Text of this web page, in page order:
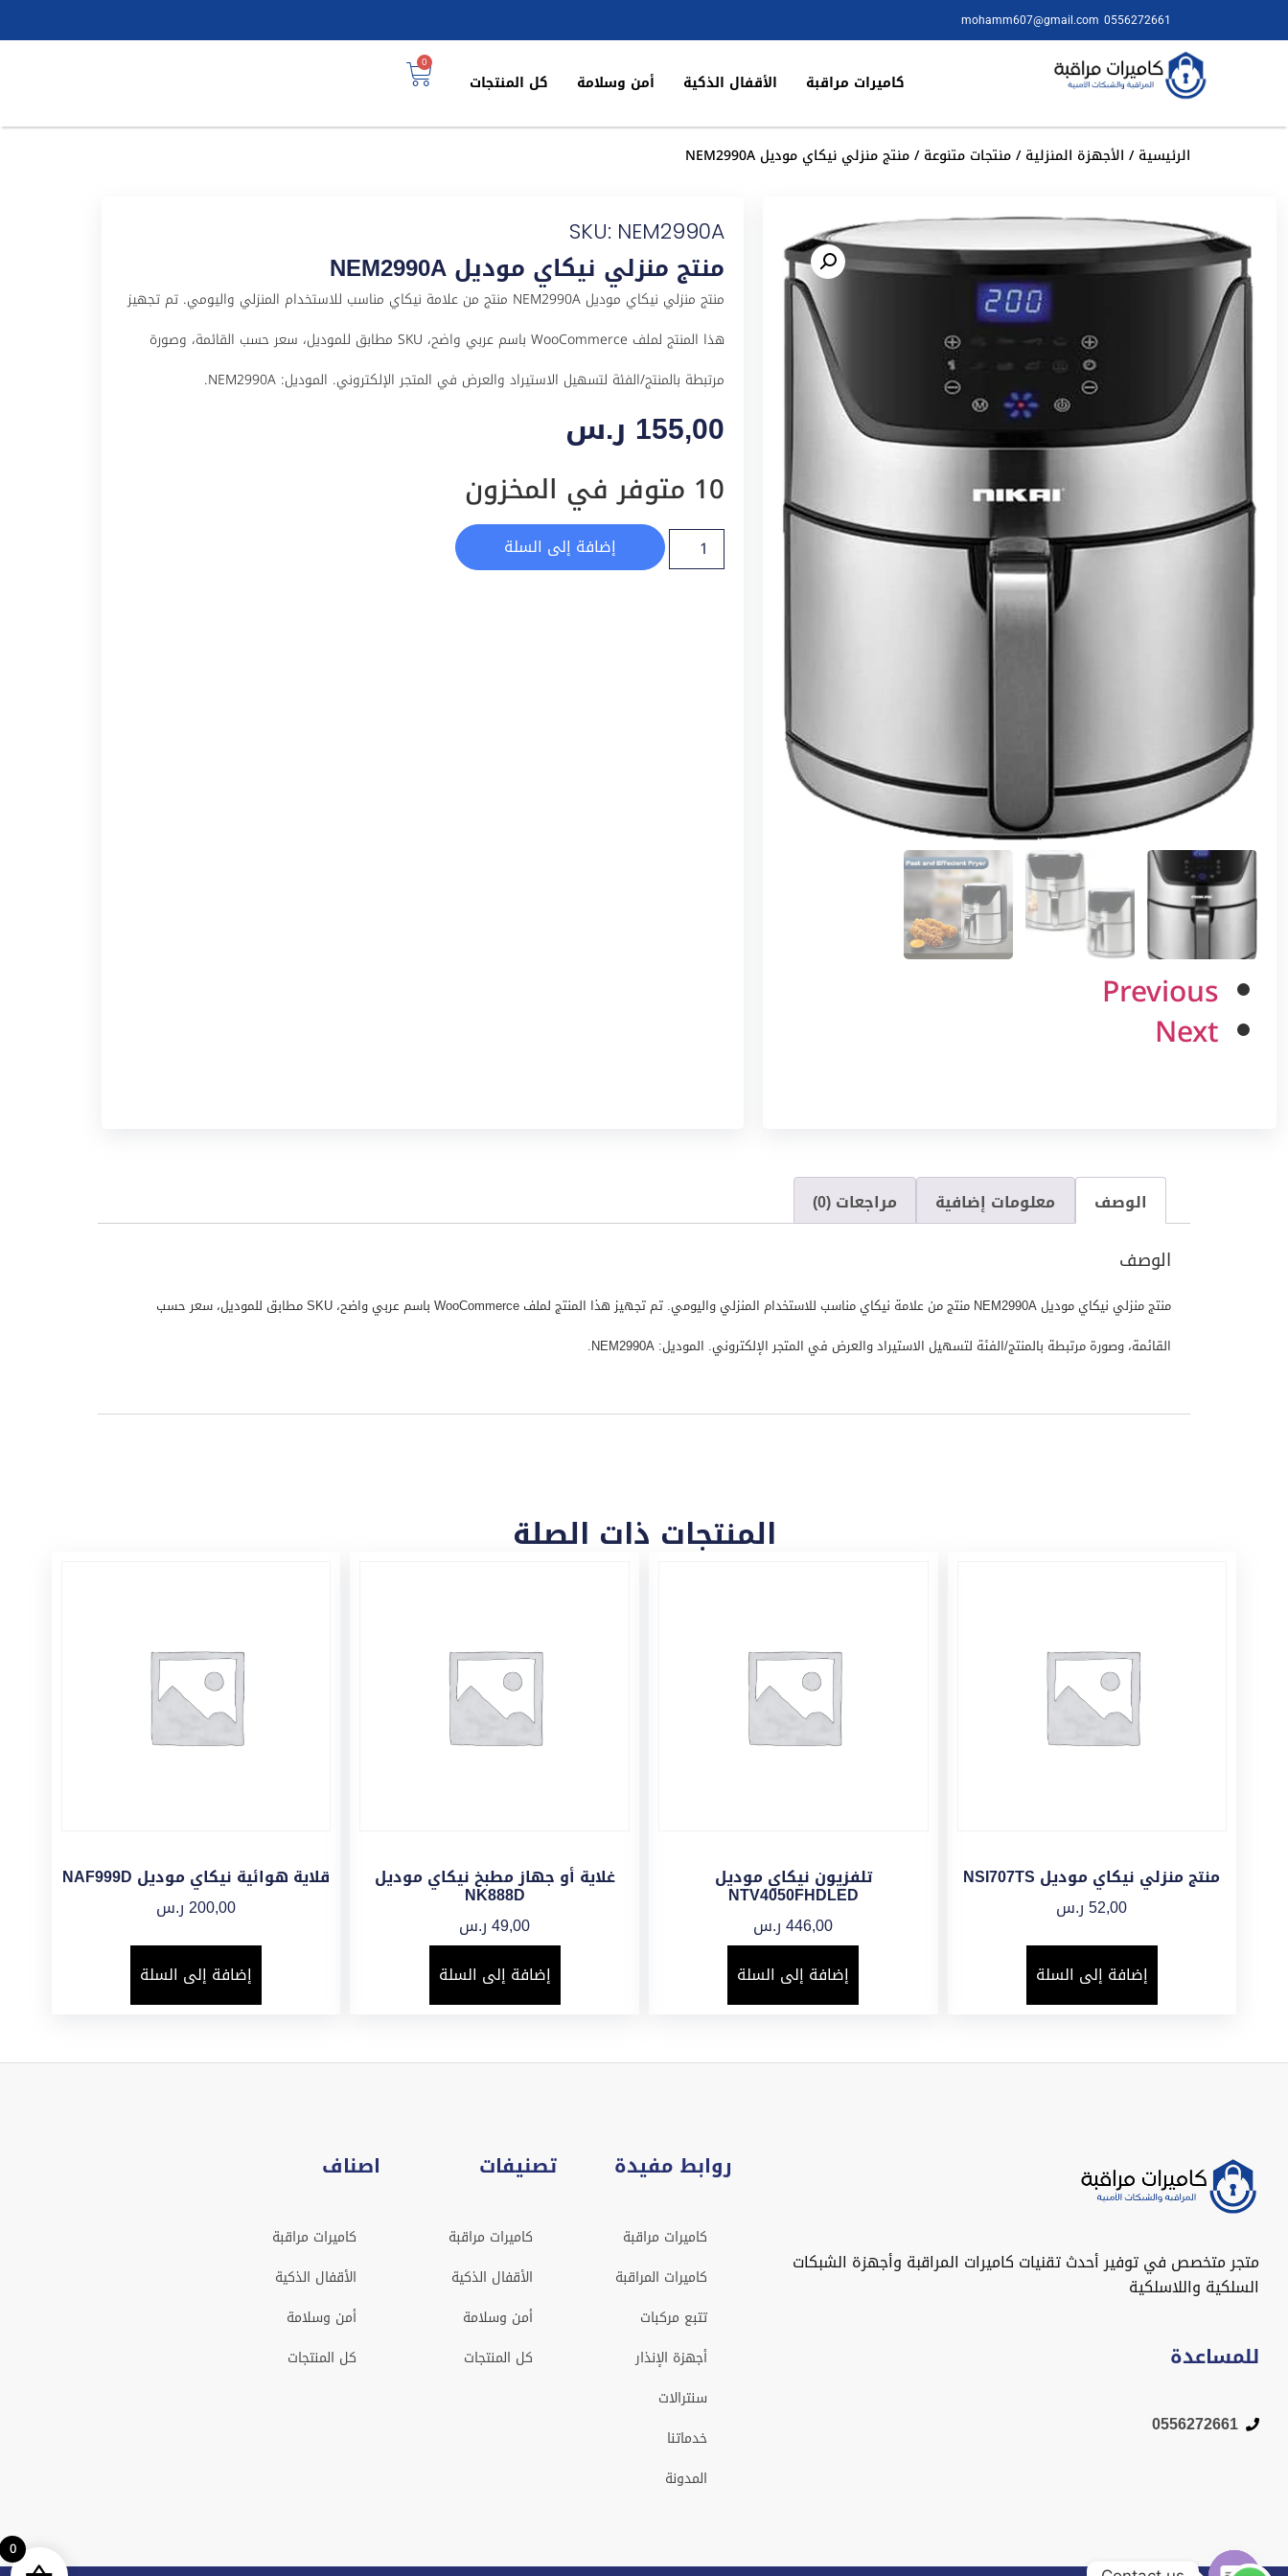
0556272661
mohamm607@gmail.com
كاميرات مراقبة الأقفال الذكية أمن وسلامة كل المنتجات
0
الرئيسية/ الأجهزة المنزلية/منتجات متنوعة/ منتج منزلي نيكاي موديل NEM2990A
Previous
Next
SKU: NEM2990A
منتج منزلي نيكاي موديل NEM2990A
منتج منزلي نيكاي موديل NEM2990A منتج من علامة نيكاي مناسب للاستخدام المنزلي واليومي. تم تجهيز
هذا المنتج لملف WooCommerce باسم عربي واضح، SKU مطابق للموديل، سعر حسب القائمة، وصورة
مرتبطة بالمنتج/الفئة لتسهيل الاستيراد والعرض في المتجر الإلكتروني. الموديل: NEM2990A.
155,00 ر.س
10 متوفر في المخزون
إضافة إلى السلة
الوصف معلومات إضافية مراجعات (0)
الوصف
منتج منزلي نيكاي موديل NEM2990A منتج من علامة نيكاي مناسب للاستخدام المنزلي واليومي. تم تجهيز هذا المنتج لملف WooCommerce باسم عربي واضح، SKU مطابق للموديل، سعر حسب
القائمة، وصورة مرتبطة بالمنتج/الفئة لتسهيل الاستيراد والعرض في المتجر الإلكتروني. الموديل: NEM2990A.
المنتجات ذات الصلة
منتج منزلي نيكاي موديل NSI707TS
52,00 ر.س
إضافة إلى السلة
تلفزيون نيكاي موديل
NTV4050FHDLED
446,00 ر.س
إضافة إلى السلة
غلاية أو جهاز مطبخ نيكاي موديل
NK888D
49,00ر.س
إضافة إلى السلة
قلاية هوائية نيكاي موديل NAF999D
200,00ر.س
إضافة إلى السلة
متجر متخصص في توفير أحدث تقنيات كاميرات المراقبة وأجهزة الشبكات
السلكية واللاسلكية
للمساعدة
0556272661
روابط مفيدة
كاميرات مراقبة
كاميرات المراقبة
تتبع مركبات
أجهزة الإنذار
سنترالات
خدماتنا
المدونة
تصنيفات
كاميرات مراقبة
الأقفال الذكية
أمن وسلامة
كل المنتجات
اصناف
كاميرات مراقبة
الأقفال الذكية
أمن وسلامة
كل المنتجات
0